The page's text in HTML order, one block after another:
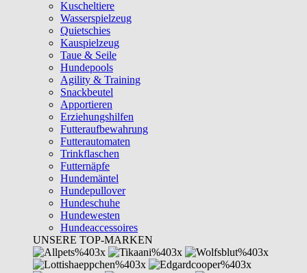
Kuscheltiere
Wasserspielzeug
Quietschies
Kauspielzeug
Taue & Seile
Hundepools
Agility & Training
Snackbeutel
Apportieren
Erziehungshilfen
Futteraufbewahrung
Futterautomaten
Trinkflaschen
Futternäpfe
Hundemäntel
Hundepullover
Hundeschuhe
Hundewesten
Hundeaccessoires
UNSERE TOP-MARKEN